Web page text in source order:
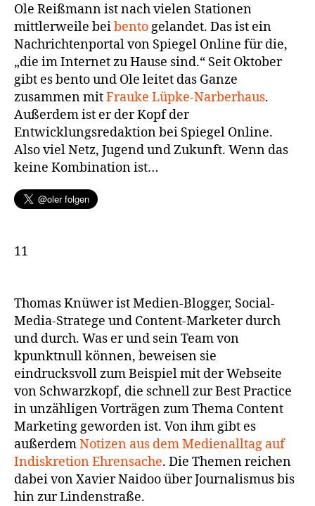
Ole Reißmann ist nach vielen Stationen
mittlerweile beibento gelandet. Das ist ein
Nachrichtenportal von Spiegel Online für die,
„die im Internet zu Hause sind.“ Seit Oktober
gibt es bento und Ole leitet das Ganze
zusammen mitFrauke Lüpke-Narberhaus.
Außerdem ist er der Kopf der
Entwicklungsredaktion bei Spiegel Online.
Also viel Netz, Jugend und Zukunft. Wenn das
keine Kombination ist…
11
Thomas Knüwer ist Medien-Blogger, Social-
Media-Stratege und Content-Marketer durch
und durch. Was er und sein Team von
kpunktnull können, beweisen sie
eindrucksvoll zum Beispiel mit der Webseite
von Schwarzkopf, die schnell zur Best Practice
in unzähligen Vorträgen zum Thema Content
Marketing geworden ist. Von ihm gibt es
außerdemNotizen aus dem Medienalltag auf
Indiskretion Ehrensache. Die Themen reichen
dabei von Xavier Naidoo über Journalismus bis
hin zur Lindenstraße.